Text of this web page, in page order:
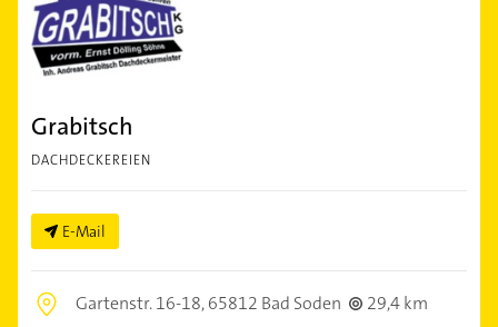
Grabitsch
DACHDECKEREIEN
E-Mail
Gartenstr. 16-18,65812 Bad Soden
29,4 km